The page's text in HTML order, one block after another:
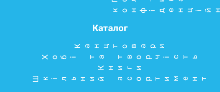
Каталог
Канцтовари
Хобі та творчість
Книги
Шкільний асортимент